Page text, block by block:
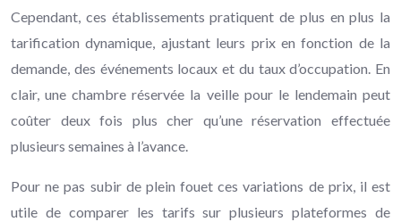
Cependant, ces établissements pratiquent de plus en plus la
tarification dynamique, ajustant leurs prix en fonction de la
demande, des événements locaux et du taux d’occupation. En
clair, une chambre réservée la veille pour le lendemain peut
coûter deux fois plus cher qu’une réservation effectuée
plusieurs semaines à l’avance.
Pour ne pas subir de plein fouet ces variations de prix, il est
utile de comparer les tarifs sur plusieurs plateformes de